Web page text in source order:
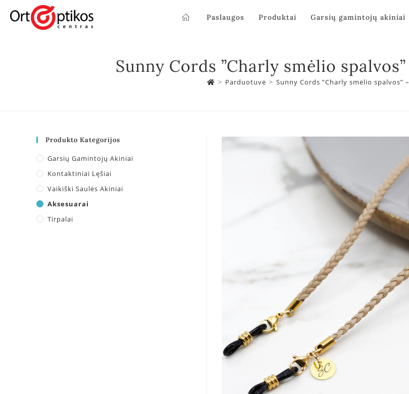
Paslaugos Produktai Garsių gamintojų akiniai
Sunny Cords ”Charly smėlio
> Parduotuvė > Sunny Cords ”Charly smėlio spalvos”
Produkto Kategorijos
Garsių Gamintojų Akiniai
Kontaktiniai Lęšiai
Vaikiški Saulės Akiniai
Aksesuarai
Tirpalai